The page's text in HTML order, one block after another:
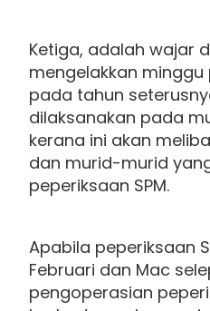
Ketiga, adalah wajar
mengelakkan minggu
pada tahun
dilaksanakan pada
kerana ini akan
dan murid-murid
peperiksaan SPM.
Apabila peperiksaan
Februari dan Mac
pengoperasian